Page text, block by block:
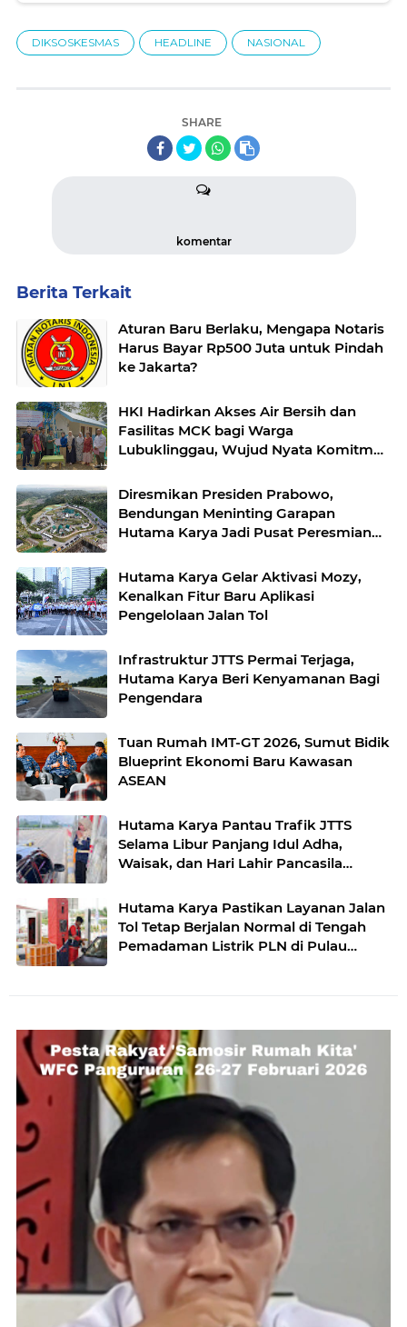
DIKSOSKESMAS HEADLINE NASIONAL
SHARE
komentar
Berita Terkait
Aturan Baru Berlaku, Mengapa Notaris
Harus Bayar Rp500 Juta untuk Pindah
ke Jakarta?
HKI Hadirkan Akses Air Bersih dan
Fasilitas MCK bagi Warga
Lubuklinggau, Wujud Nyata Komitmen
Sehat
Diresmikan Presiden Prabowo,
Bendungan Meninting Garapan
Hutama Karya Jadi Pusat Peresmian
Hutama Karya Gelar Aktivasi Mozy,
Kenalkan Fitur Baru Aplikasi
Pengelolaan Jalan Tol
Infrastruktur JTTS Permai Terjaga,
Hutama Karya Beri Kenyamanan Bagi
Pengendara
Tuan Rumah IMT-GT 2026, Sumut Bidik
Blueprint Ekonomi Baru Kawasan
ASEAN
Hutama Karya Pantau Trafik JTTS
Selama Libur Panjang Idul Adha,
Waisak, dan Hari Lahir Pancasila
Hutama Karya Pastikan Layanan Jalan
Tol Tetap Berjalan Normal di Tengah
Pemadaman Listrik PLN di Pulau